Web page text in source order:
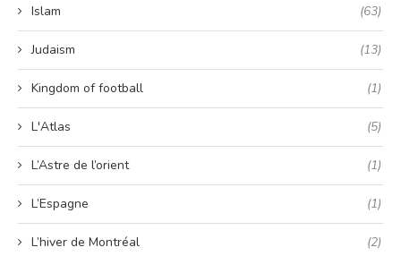
Islam (63)
Judaism (13)
Kingdom of football (1)
L'Atlas (5)
L’Astre de l’orient (1)
L’Espagne (1)
L’hiver de Montréal (2)